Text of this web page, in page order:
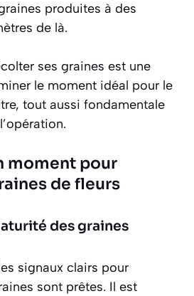
produites à des
de là.
ses graines est une
le moment idéal pour le
tout aussi fondamentale
moment pour
de fleurs
des graines
signaux clairs pour
sont prêtes. Il est